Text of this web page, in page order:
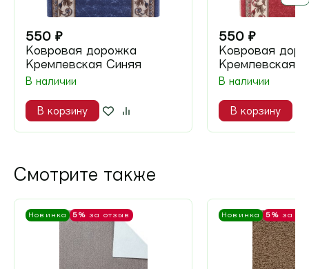
550 ₽
Ковровая дорожка
Кремлевская Синяя
В наличии
В корзину
550 ₽
Ковровая
Кремлевская
В наличии
В корзину
Смотрите также
Новинка 5% за отзыв Новинка 5% за